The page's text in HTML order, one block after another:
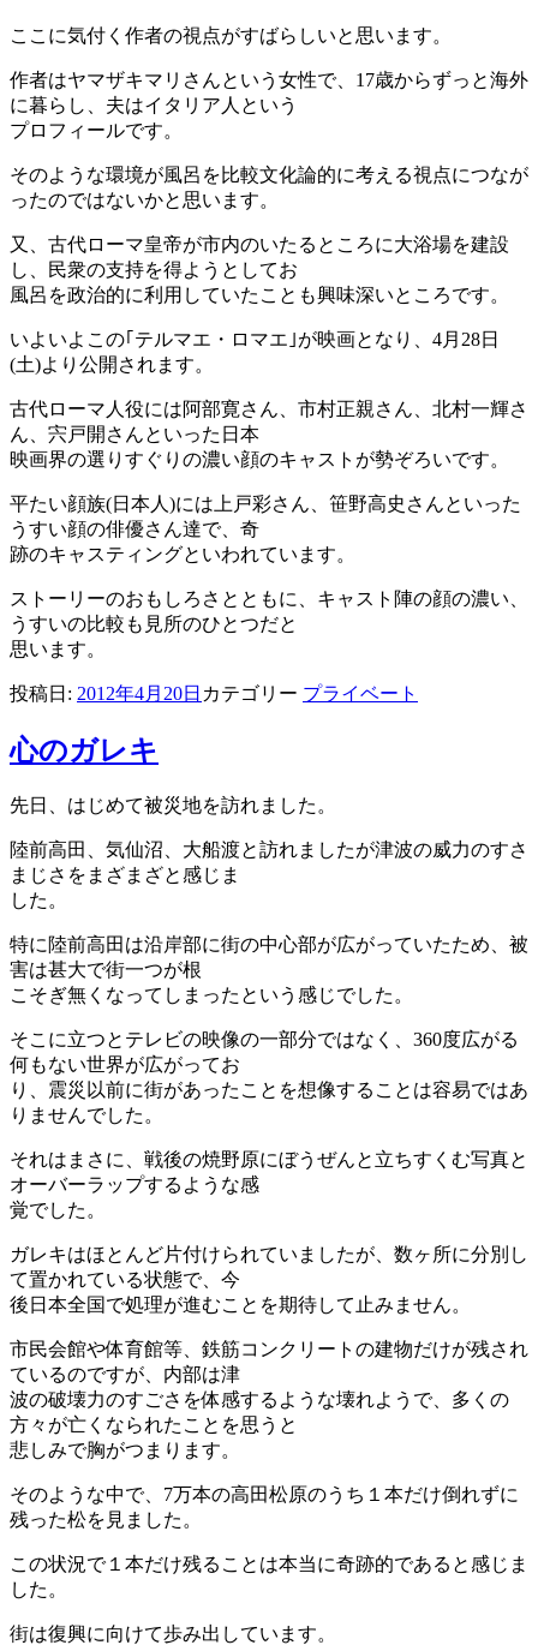
ここに気付く作者の視点がすばらしいと思います。
作者はヤマザキマリさんという女性で、17歳からずっと海外
に暮らし、夫はイタリア人という
プロフィールです。
そのような環境が風呂を比較文化論的に考える視点につなが
ったのではないかと思います。
又、古代ローマ皇帝が市内のいたるところに大浴場を建設
し、民衆の支持を得ようとしてお
風呂を政治的に利用していたことも興味深いところです。
いよいよこの｢テルマエ・ロマエ｣が映画となり、4月28日
(土)より公開されます。
古代ローマ人役には阿部寛さん、市村正親さん、北村一輝さ
ん、宍戸開さんといった日本
映画界の選りすぐりの濃い顔のキャストが勢ぞろいです。
平たい顔族(日本人)には上戸彩さん、笹野高史さんといった
うすい顔の俳優さん達で、奇
跡のキャスティングといわれています。
ストーリーのおもしろさとともに、キャスト陣の顔の濃い、
うすいの比較も見所のひとつだと
思います。
投稿日: 2012年4月20日 カテゴリー プライベート
心のガレキ
先日、はじめて被災地を訪れました。
陸前高田、気仙沼、大船渡と訪れましたが津波の威力のすさ
まじさをまざまざと感じま
した。
特に陸前高田は沿岸部に街の中心部が広がっていたため、被
害は甚大で街一つが根
こそぎ無くなってしまったという感じでした。
そこに立つとテレビの映像の一部分ではなく、360度広がる
何もない世界が広がってお
り、震災以前に街があったことを想像することは容易ではあ
りませんでした。
それはまさに、戦後の焼野原にぼうぜんと立ちすくむ写真と
オーバーラップするような感
覚でした。
ガレキはほとんど片付けられていましたが、数ヶ所に分別し
て置かれている状態で、今
後日本全国で処理が進むことを期待して止みません。
市民会館や体育館等、鉄筋コンクリートの建物だけが残され
ているのですが、内部は津
波の破壊力のすごさを体感するような壊れようで、多くの
方々が亡くなられたことを思うと
悲しみで胸がつまります。
そのような中で、7万本の高田松原のうち１本だけ倒れずに
残った松を見ました。
この状況で１本だけ残ることは本当に奇跡的であると感じま
した。
街は復興に向けて歩み出しています。